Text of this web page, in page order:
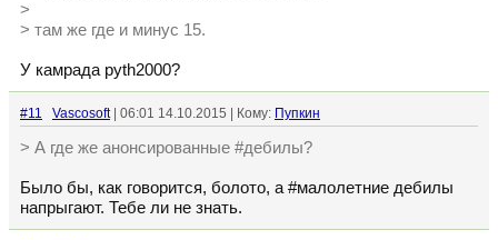
>
> там же где и минус 15.
У камрада pyth2000?
#11 Vascosoft| 06:01 14.10.2015 | Кому: Пупкин
> А где же анонсированные #дебилы?
Было бы, как говорится, болото, а #малолетние дебилы
напрыгают. Тебе ли не знать.